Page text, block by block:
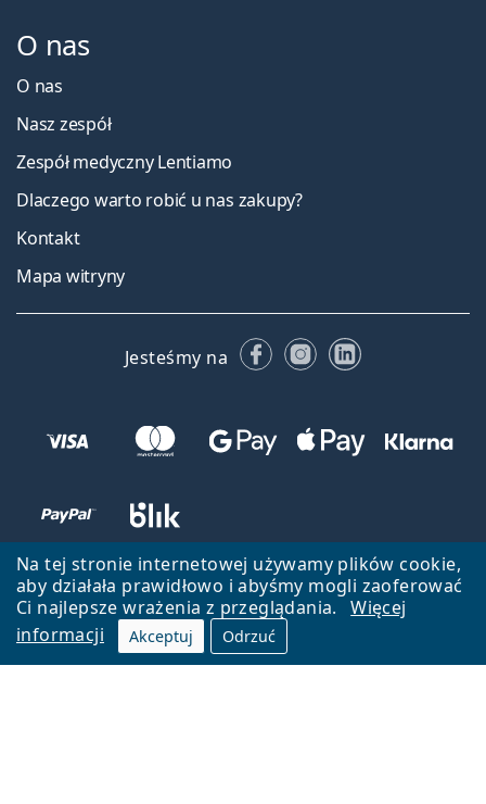
Na tej stronie internetowej używamy plików cookie,
aby działała prawidłowo i abyśmy mogli zaoferować
Ci najlepsze wrażenia z przeglądania.
Więcej
informacji
Akceptuj Odrzuć
O nas
O nas
Nasz zespół
Zespół medyczny Lentiamo
Dlaczego warto robić u nas zakupy?
Kontakt
Mapa witryny
Jesteśmy na FacebookuInstagramie
LinkedIn
Wróć do strony głównej